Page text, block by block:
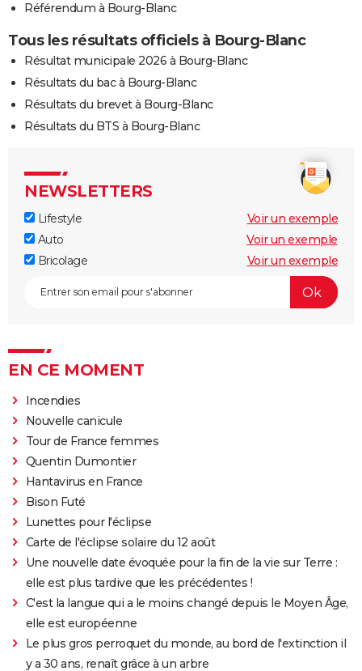
Référendum à Bourg-Blanc
Tous les résultats officiels à Bourg-Blanc
Résultat municipale 2026 à Bourg-Blanc
Résultats du bac à Bourg-Blanc
Résultats du brevet à Bourg-Blanc
Résultats du BTS à Bourg-Blanc
NEWSLETTERS
Lifestyle
Voir un exemple
Auto
Voir un exemple
Bricolage
Voir un exemple
EN CE MOMENT
Incendies
Nouvelle canicule
Tour de France femmes
Quentin Dumontier
Hantavirus en France
Bison Futé
Lunettes pour l'éclipse
Carte de l'éclipse solaire du 12 août
Une nouvelle date évoquée pour la fin de la vie sur Terre :
elle est plus tardive que les précédentes !
C'est la langue qui a le moins changé depuis le Moyen Âge,
elle est européenne
Le plus gros perroquet du monde, au bord de l'extinction il
y a 30 ans, renaît grâce à un arbre